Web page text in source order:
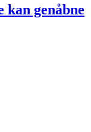
genåbne